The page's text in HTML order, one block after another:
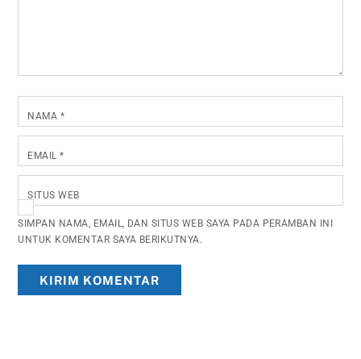
NAMA *
EMAIL*
SITUS WEB
SIMPAN NAMA, EMAIL, DAN SITUS WEB SAYA PADA PERAMBAN INI
UNTUK KOMENTAR SAYA BERIKUTNYA.